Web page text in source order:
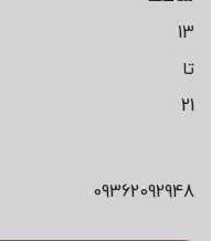
13
تا
21
09362092948